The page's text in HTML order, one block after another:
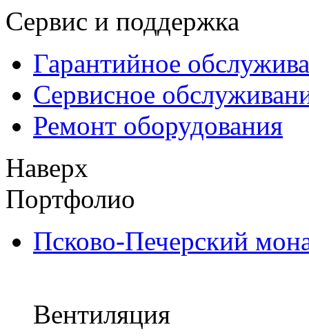
Сервис и поддержка
Гарантийное
Сервисное
Ремонт оборудования
Наверх
Портфолио
Псково-Печерский
Вентиляция